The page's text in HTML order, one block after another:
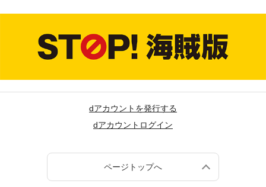
dアカウントを発行する
dアカウントログイン
ページトップへ